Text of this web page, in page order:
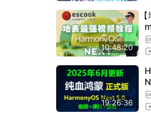
10:48:20
19:26:36